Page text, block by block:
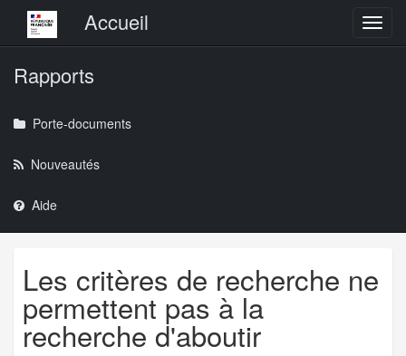
Menu principalAccueil
Rapports
Porte-documents
Nouveautés
Aide
Les critères de recherche ne
permettent pas à la
recherche d'aboutir